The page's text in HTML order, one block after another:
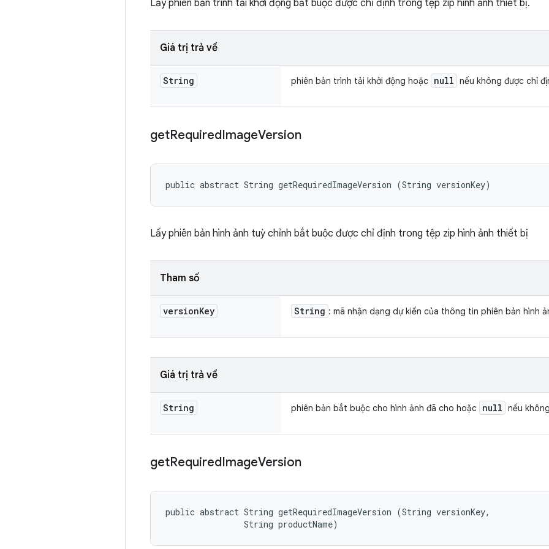
Lấy phiên bản trình tải khởi động bắt buộc được chỉ định trong tệp zip hình ảnh thiết bị.
Giá trị trả về
String phiên bản trình tải khởi động hoặc null nếu không được chỉ
getRequiredImageVersion
public abstract String getRequiredImageVersion (String versionKey)
Lấy phiên bản hình ảnh tuỳ chỉnh bắt buộc được chỉ định trong tệp zip hình ảnh thiết bị
Tham số
versionKey String : mã nhận dạng dự kiến của thông tin phiên bản hình
Giá trị trả về
String phiên bản bắt buộc cho hình ảnh đã cho hoặc null nếu
getRequiredImageVersion
public abstract String getRequiredImageVersion (String versionKey,
                String productName)